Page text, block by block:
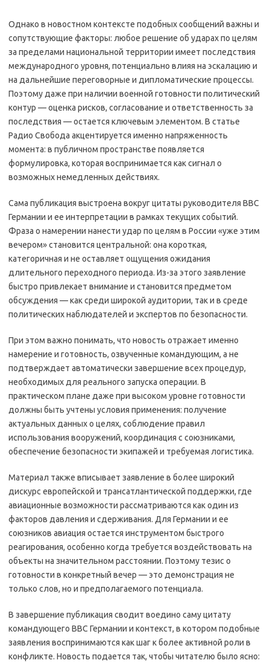
Однако в новостном контексте подобных сообщений важны и
сопутствующие факторы: любое решение об ударах по целям
за пределами национальной территории имеет последствия
международного уровня, потенциально влияя на эскалацию и
на дальнейшие переговорные и дипломатические процессы.
Поэтому даже при наличии военной готовности политический
контур — оценка рисков, согласование и ответственность за
последствия — остается ключевым элементом. В статье
Радио Свобода акцентируется именно напряженность
момента: в публичном пространстве появляется
формулировка, которая воспринимается как сигнал о
возможных немедленных действиях.
Сама публикация выстроена вокруг цитаты руководителя ВВС
Германии и ее интерпретации в рамках текущих событий.
Фраза о намерении нанести удар по целям в России «уже этим
вечером» становится центральной: она короткая,
категоричная и не оставляет ощущения ожидания
длительного переходного периода. Из-за этого заявление
быстро привлекает внимание и становится предметом
обсуждения — как среди широкой аудитории, так и в среде
политических наблюдателей и экспертов по безопасности.
При этом важно понимать, что новость отражает именно
намерение и готовность, озвученные командующим, а не
подтверждает автоматически завершение всех процедур,
необходимых для реального запуска операции. В
практическом плане даже при высоком уровне готовности
должны быть учтены условия применения: получение
актуальных данных о целях, соблюдение правил
использования вооружений, координация с союзниками,
обеспечение безопасности экипажей и требуемая логистика.
Материал также вписывает заявление в более широкий
дискурс европейской и трансатлантической поддержки, где
авиационные возможности рассматриваются как один из
факторов давления и сдерживания. Для Германии и ее
союзников авиация остается инструментом быстрого
реагирования, особенно когда требуется воздействовать на
объекты на значительном расстоянии. Поэтому тезис о
готовности в конкретный вечер — это демонстрация не
только слов, но и предполагаемого потенциала.
В завершение публикация сводит воедино саму цитату
командующего ВВС Германии и контекст, в котором подобные
заявления воспринимаются как шаг к более активной роли в
конфликте. Новость подается так, чтобы читателю было ясно: